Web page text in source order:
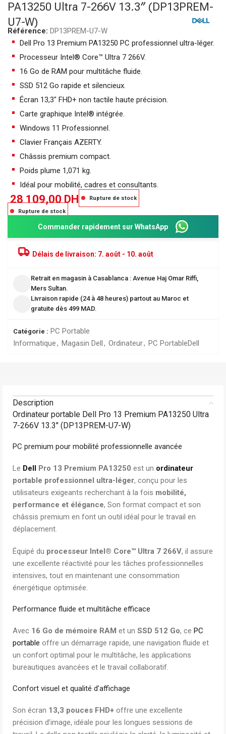
PA13250 Ultra 7-266V 13.3″ (DP13PREM-
U7-W)
Référence: DP13PREM-U7-W
Dell Pro 13 Premium PA13250 PC professionnel ultra-léger.
Processeur Intel® Core™ Ultra 7 266V.
16 Go de RAM pour multitâche fluide.
SSD 512 Go rapide et silencieux.
Écran 13,3″ FHD+ non tactile haute précision.
Carte graphique Intel® intégrée.
Windows 11 Professionnel.
Clavier Français AZERTY.
Châssis premium compact.
Poids plume 1,071 kg.
Idéal pour mobilité, cadres et consultants.
28 109,00DH
Rupture de stock
Rupture de stock
Commander rapidement sur WhatsApp
Délais de livraison: 7. août - 10. août
Retrait en magasin à Casablanca : Avenue Haj Omar Riffi,
Mers Sultan.
Livraison rapide (24 à 48 heures) partout au Maroc et
gratuite dès 499 MAD.
Catégorie : PC Portable
Informatique, Magasin Dell, Ordinateur, PC PortableDell
Description
Ordinateur portable Dell Pro 13 Premium PA13250 Ultra
7-266V 13.3″ (DP13PREM-U7-W)
PC premium pour mobilité professionnelle avancée
Le Dell Pro 13 Premium PA13250 est un ordinateur
portable professionnel ultra-léger, conçu pour les
utilisateurs exigeants recherchant à la fois mobilité,
performance et élégance, Son format compact et son
châssis premium en font un outil idéal pour le travail en
déplacement.
Équipé du processeur Intel® Core™ Ultra 7 266V, il assure
une excellente réactivité pour les tâches professionnelles
intensives, tout en maintenant une consommation
énergétique optimisée.
Performance fluide et multitâche efficace
Avec 16 Go de mémoire RAM et un SSD 512 Go, ce PC
portable offre un démarrage rapide, une navigation fluide et
un confort optimal pour le multitâche, les applications
bureautiques avancées et le travail collaboratif.
Confort visuel et qualité d’affichage
Son écran 13,3 pouces FHD+ offre une excellente
précision d’image, idéale pour les longues sessions de